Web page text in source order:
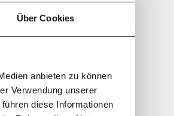
Über Cookies
anbieten zu können
Verwendung unserer
diese Informationen
die
100€ €